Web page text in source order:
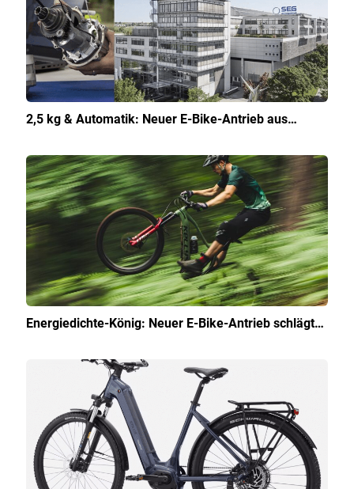
2,5 kg & Automatik: Neuer E-Bike-Antrieb aus…
Energiedichte-König: Neuer E-Bike-Antrieb schlägt…